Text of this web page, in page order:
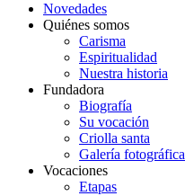
Novedades
Quiénes somos
Carisma
Espiritualidad
Nuestra historia
Fundadora
Biografía
Su vocación
Criolla santa
Galería fotográfica
Vocaciones
Etapas